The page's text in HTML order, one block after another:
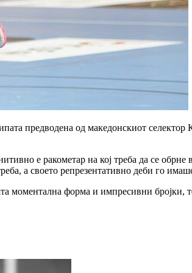
предводена од македонскиот
е ракометар на кој треба да се
а своето репрезентативно деби го
форма и импресивни бројки,